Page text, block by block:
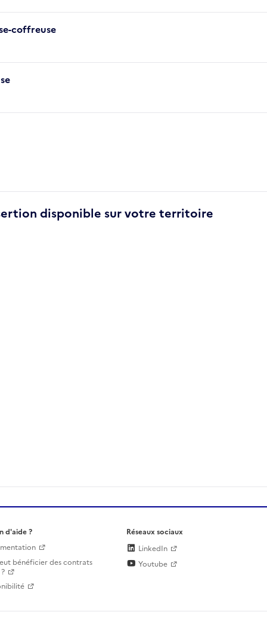
coffreuse
disponible sur votre territoire
d'aide ?
bénéficier des contrats
Réseaux sociaux
LinkedIn
Youtube